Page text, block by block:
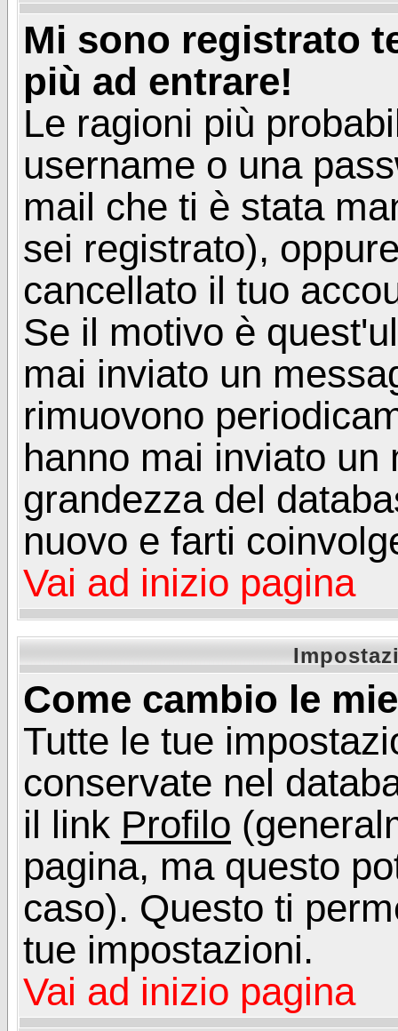
Mi sono registrato
più ad entrare!
Le ragioni più
username o una
mail che ti è stata
sei registrato),
cancellato il tuo
Se il motivo è
mai inviato un
rimuovono
hanno mai inviato
grandezza del
nuovo e farti
Vai ad inizio pagina
Come cambio le
Tutte le tue
conservate nel
il link Profilo
pagina, ma questo
caso). Questo ti
tue impostazioni.
Vai ad inizio pagina